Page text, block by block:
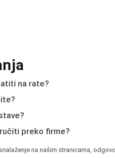
na rate?
preko firme?
na našim stranicama,